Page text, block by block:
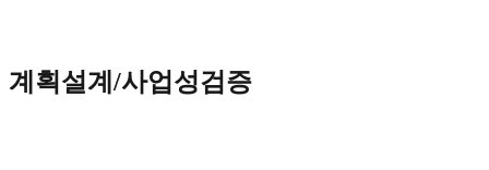
계획설계/사업성검증